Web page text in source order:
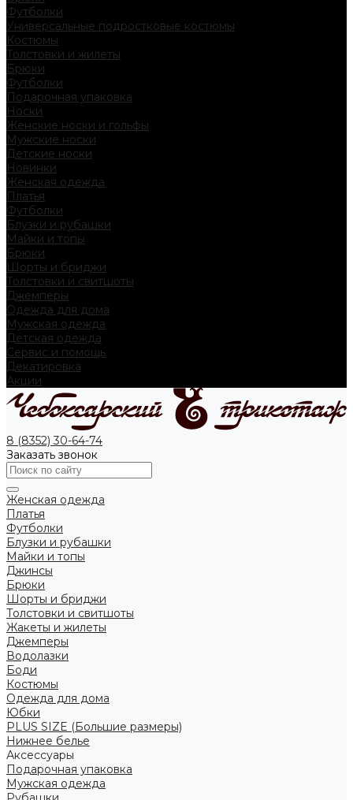
Футболки
Универсальные подростковые костюмы
Костюмы
Толстовки и жилеты
Брюки
Футболки
Подарочная упаковка
Носки
Женские носки и гольфы
Мужские носки
Детские носки
Новинки
Женская одежда
Платья
Футболки
Блузки и рубашки
Майки и топы
Брюки
Шорты и бриджи
Толстовки и свитшоты
Джемперы
Одежда для дома
Мужская одежда
Детская одежда
Сервис и помощь
Декатировка
Акции
8 (8352) 30-64-74
Заказать звонок
Женская одежда
Платья
Футболки
Блузки и рубашки
Майки и топы
Джинсы
Брюки
Шорты и бриджи
Толстовки и свитшоты
Жакеты и жилеты
Джемперы
Водолазки
Боди
Костюмы
Одежда для дома
Юбки
PLUS SIZE (Большие размеры)
Нижнее белье
Аксессуары
Подарочная упаковка
Мужская одежда